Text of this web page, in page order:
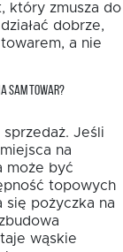
który zmusza do
dobrze,
a nie
SAM TOWAR?
Jeśli
na
może być
topowych
się pożyczka na
wąskie